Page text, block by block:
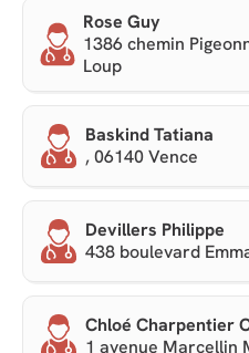
Rose Guy
1386 chemin
Loup
Baskind Tatiana
, 06140 Vence
Devillers Philippe
438 boulevard
Chloé Charpentier
1 avenue Marcellin